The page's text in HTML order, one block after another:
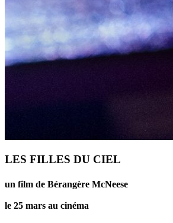
LES FILLES DU CIEL
un film de Bérangère McNeese
le 25 mars au cinéma